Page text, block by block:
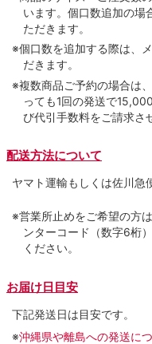
います。個口数追加の
ただきます。
※個口数を追加する際は、
だきます。
※複数商品ご予約の場合は
っても1回の発送で
び代引手数料をご請求さ
配送方法について
ヤマト運輸もしくは佐川急
※営業所止めをご希望の方
ンターコード（数字6桁
ください。
お届け日目安
下記発送日は目安です。
※沖縄県や離島への発送に